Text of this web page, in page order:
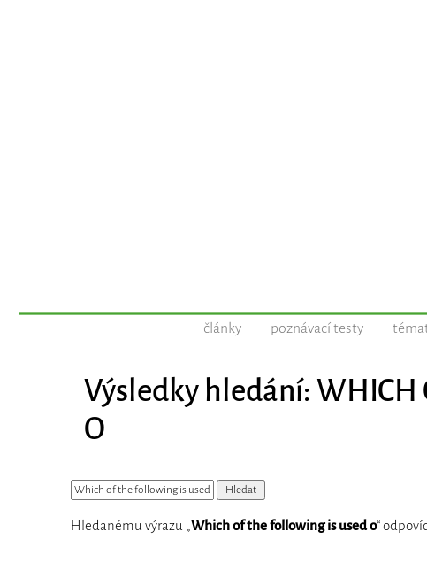
články poznávací testy
Výsledky hledání: WHICH
O
Hledanému výrazu „ Which of the following is used o“